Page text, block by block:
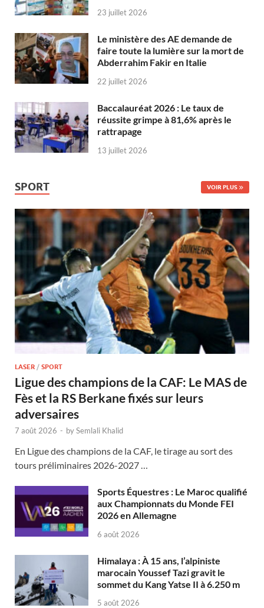
23 juillet 2026
Le ministère des AE demande de
faire toute la lumière sur la mort de
Abderrahim Fakir en Italie
22 juillet 2026
Baccalauréat 2026 : Le taux de
réussite grimpe à 81,6% après le
rattrapage
13 juillet 2026
SPORT VOIR PLUS
LASER / SPORT
Ligue des champions de la CAF: Le MAS de
Fès et la RS Berkane fixés sur leurs
adversaires
7 août 2026 - bySemlali Khalid
En Ligue des champions de la CAF, le tirage au sort des
tours préliminaires 2026-2027 …
Sports Équestres : Le Maroc qualifié
aux Championnats du Monde FEI
2026 en Allemagne
6 août 2026
Himalaya : À 15 ans, l’alpiniste
marocain Youssef Tazi gravit le
sommet du Kang Yatse II à 6.250 m
5 août 2026